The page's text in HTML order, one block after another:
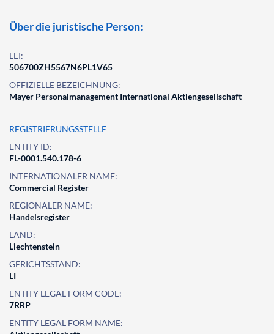
Über die juristische Person:
LEI:
506700ZH5567N6PL1V65
OFFIZIELLE BEZEICHNUNG:
Mayer Personalmanagement International Aktiengesellschaft
REGISTRIERUNGSSTELLE
ENTITY ID:
FL-0001.540.178-6
INTERNATIONALER NAME:
Commercial Register
REGIONALER NAME:
Handelsregister
LAND:
Liechtenstein
GERICHTSSTAND:
LI
ENTITY LEGAL FORM CODE:
7RRP
ENTITY LEGAL FORM NAME: